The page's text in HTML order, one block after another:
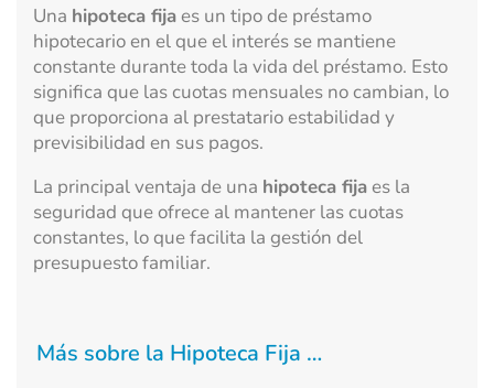
Una hipoteca fija es un tipo de préstamo
hipotecario en el que el interés se mantiene
constante durante toda la vida del préstamo. Esto
significa que las cuotas mensuales no cambian, lo
que proporciona al prestatario estabilidad y
previsibilidad en sus pagos.
La principal ventaja de una hipoteca fija es la
seguridad que ofrece al mantener las cuotas
constantes, lo que facilita la gestión del
presupuesto familiar.
Más sobre la Hipoteca Fija …